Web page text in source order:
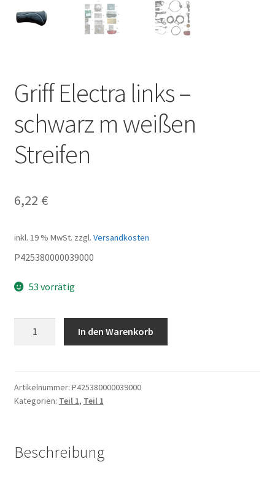
Griff Electra links –
schwarz m weißen
Streifen
6,22 €
inkl. 19 % MwSt. zzgl. Versandkosten
P425380000039000
53 vorrätig
schwarz
m
Menge
In den Warenkorb
Artikelnummer: P425380000039000
Kategorien: Teil 1, Teil 1
Beschreibung